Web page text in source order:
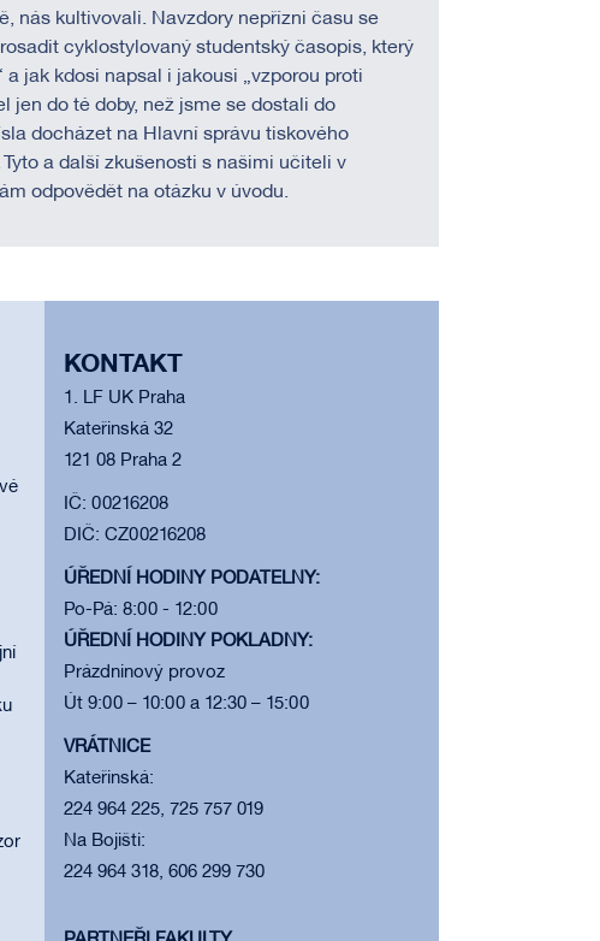
nás kultivovali. Navzdory nepřízni času se
cyklostylovaný studentský časopis, který
jak kdosi napsal i jakousi „vzporou proti
jen do té doby, než jsme se dostali do
docházet na Hlavní správu tiskového
a další zkušenosti s našimi učiteli v
odpovědět na otázku v úvodu.
KONTAKT
1. LF UK Praha
Kateřinská 32
121 08 Praha 2
IČ: 00216208
DIČ: CZ00216208
ÚŘEDNÍ HODINY PODATELNY:
Po-Pá: 8:00 - 12:00
ÚŘEDNÍ HODINY POKLADNY:
Prázdninový provoz
Út 9:00 – 10:00 a 12:30 – 15:00
VRÁTNICE
Kateřinská:
224 964 225, 725 757 019
Na Bojišti:
224 964 318, 606 299 730